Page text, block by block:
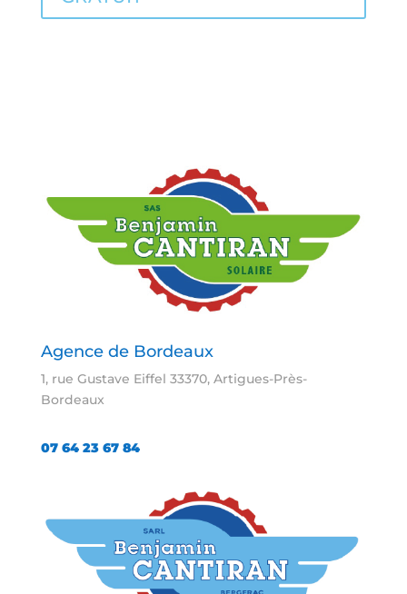
Agence de Bordeaux
1, rue Gustave Eiffel 33370, Artigues-Près-
Bordeaux
07 64 23 67 84